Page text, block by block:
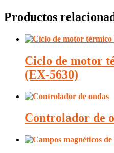
Productos
Ciclo de motor
(EX-5630)
Controlador de